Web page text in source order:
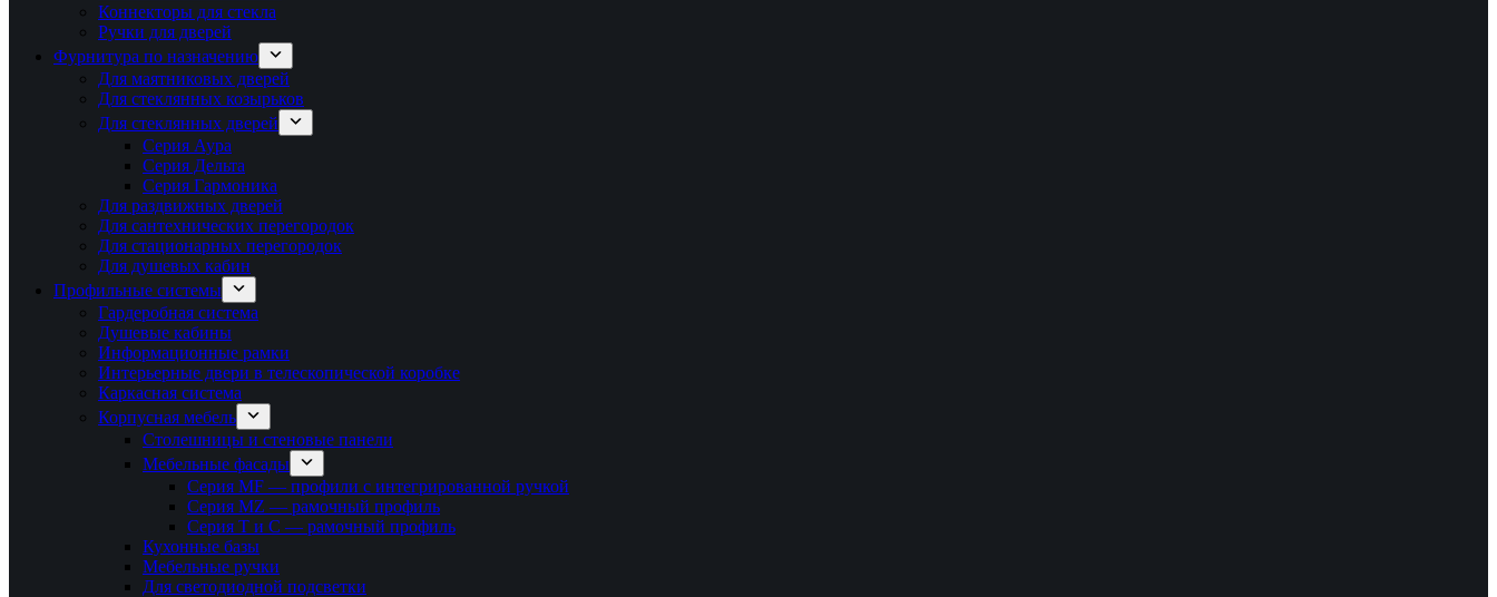
Коннекторы для стекла
Ручки для дверей
Фурнитура по назначению
Для маятниковых дверей
Для стеклянных козырьков
Для стеклянных дверей
Серия Аура
Серия Дельта
Серия Гармоника
Для раздвижных дверей
Для сантехнических перегородок
Для стационарных перегородок
Для душевых кабин
Профильные системы
Гардеробная система
Душевые кабины
Информационные рамки
Интерьерные двери в телескопической коробке
Каркасная система
Корпусная мебель
Столешницы и стеновые панели
Мебельные фасады
Серия MF — профили с интегрированной ручкой
Серия MZ — рамочный профиль
Серия T и C — рамочный профиль
Кухонные базы
Мебельные ручки
Для светодиодной подсветки